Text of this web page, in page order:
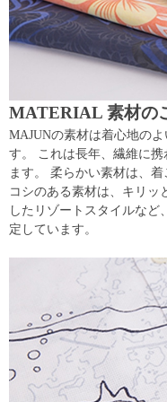
MATERIAL 素材の
MAJUNの素材は着心地の
す。 これは長年、繊維に
ます。 柔らかい素材は、
コシのある素材は、キリッ
したリゾートスタイルなど
定しています。